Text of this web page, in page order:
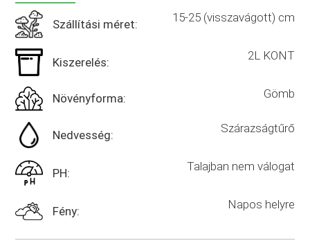
Szállítási méret: 15-25 (visszavágott) cm
Kiszerelés: 2L KONT
Növényforma: Gömb
Nedvesség: Szárazságtűrő
PH: Talajban nem válogat
Fény: Napos helyre